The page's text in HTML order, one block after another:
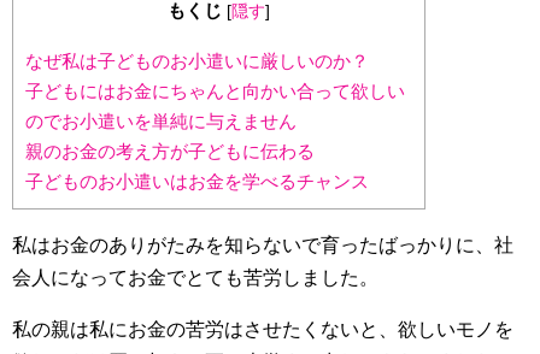
もくじ [隠す]
なぜ私は子どものお小遣いに厳しいのか？
子どもにはお金にちゃんと向かい合って欲しい
のでお小遣いを単純に与えません
親のお金の考え方が子どもに伝わる
子どものお小遣いはお金を学べるチャンス
私はお金のありがたみを知らないで育ったばっかりに、社
会人になってお金でとても苦労しました。
私の親は私にお金の苦労はさせたくないと、欲しいモノを